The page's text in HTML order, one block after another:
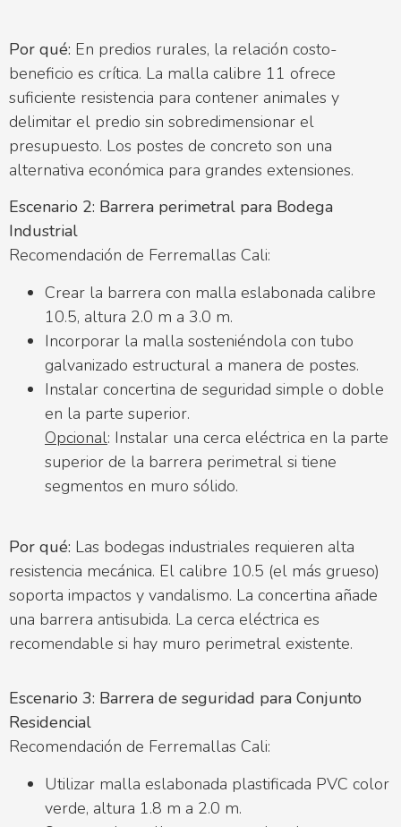
Por qué: En predios rurales, la relación costo-
beneficio es crítica. La malla calibre 11 ofrece
suficiente resistencia para contener animales y
delimitar el predio sin sobredimensionar el
presupuesto. Los postes de concreto son una
alternativa económica para grandes extensiones.
Escenario 2: Barrera perimetral para Bodega
Industrial
Recomendación de Ferremallas Cali:
Crear la barrera con malla eslabonada calibre
10.5, altura 2.0 m a 3.0 m.
Incorporar la malla sosteniéndola con tubo
galvanizado estructural a manera de postes.
Instalar concertina de seguridad simple o doble
en la parte superior.
Opcional: Instalar una cerca eléctrica en la parte
superior de la barrera perimetral si tiene
segmentos en muro sólido.
Por qué: Las bodegas industriales requieren alta
resistencia mecánica. El calibre 10.5 (el más grueso)
soporta impactos y vandalismo. La concertina añade
una barrera antisubida. La cerca eléctrica es
recomendable si hay muro perimetral existente.
Escenario 3: Barrera de seguridad para Conjunto
Residencial
Recomendación de Ferremallas Cali:
Utilizar malla eslabonada plastificada PVC color
verde, altura 1.8 m a 2.0 m.